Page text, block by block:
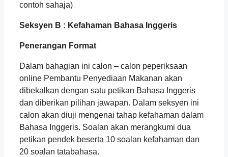
contoh sahaja)
Seksyen B : Kefahaman Bahasa Inggeris
Penerangan Format
Dalam bahagian ini calon – calon peperiksaan
online Pembantu Penyediaan Makanan akan
dibekalkan dengan satu petikan Bahasa Inggeris
dan diberikan pilihan jawapan. Dalam seksyen ini
calon akan diuji mengenai tahap kefahaman dalam
Bahasa Inggeris. Soalan akan merangkumi dua
petikan pendek beserta 10 soalan kefahaman dan
20 soalan tatabahasa.